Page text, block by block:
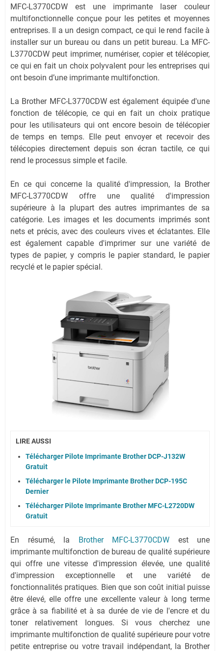
MFC-L3770CDW est une imprimante laser couleur
multifonctionnelle conçue pour les petites et moyennes
entreprises. Il a un design compact, ce qui le rend facile à
installer sur un bureau ou dans un petit bureau. La MFC-
L3770CDW peut imprimer, numériser, copier et télécopier,
ce qui en fait un choix polyvalent pour les entreprises qui
ont besoin d’une imprimante multifonction.
La Brother MFC-L3770CDW est également équipée d'une
fonction de télécopie, ce qui en fait un choix pratique
pour les utilisateurs qui ont encore besoin de télécopier
de temps en temps. Elle peut envoyer et recevoir des
télécopies directement depuis son écran tactile, ce qui
rend le processus simple et facile.
En ce qui concerne la qualité d'impression, la Brother
MFC-L3770CDW offre une qualité d'impression
supérieure à la plupart des autres imprimantes de sa
catégorie. Les images et les documents imprimés sont
nets et précis, avec des couleurs vives et éclatantes. Elle
est également capable d'imprimer sur une variété de
types de papier, y compris le papier standard, le papier
recyclé et le papier spécial.
LIRE AUSSI
Télécharger Pilote Imprimante Brother DCP-J132W
Gratuit
Télécharger le Pilote Imprimante Brother DCP-195C
Dernier
Télécharger Pilote Imprimante Brother MFC-L2720DW
Gratuit
En résumé, la Brother MFC-L3770CDW est une
imprimante multifonction de bureau de qualité supérieure
qui offre une vitesse d'impression élevée, une qualité
d'impression exceptionnelle et une variété de
fonctionnalités pratiques. Bien que son coût initial puisse
être élevé, elle offre une excellente valeur à long terme
grâce à sa fiabilité et à sa durée de vie de l'encre et du
toner relativement longues. Si vous cherchez une
imprimante multifonction de qualité supérieure pour votre
petite entreprise ou votre travail indépendant, la Brother